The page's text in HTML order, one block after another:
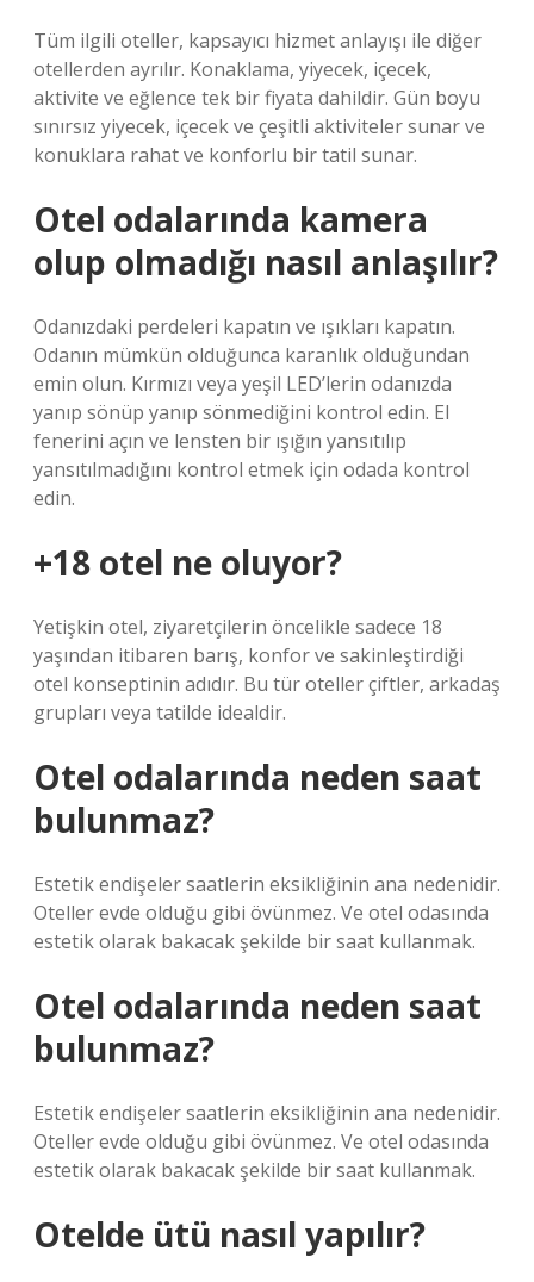
Tüm ilgili oteller, kapsayıcı hizmet anlayışı ile diğer
otellerden ayrılır. Konaklama, yiyecek, içecek,
aktivite ve eğlence tek bir fiyata dahildir. Gün boyu
sınırsız yiyecek, içecek ve çeşitli aktiviteler sunar ve
konuklara rahat ve konforlu bir tatil sunar.
Otel odalarında kamera
olup olmadığı nasıl anlaşılır?
Odanızdaki perdeleri kapatın ve ışıkları kapatın.
Odanın mümkün olduğunca karanlık olduğundan
emin olun. Kırmızı veya yeşil LED’lerin odanızda
yanıp sönüp yanıp sönmediğini kontrol edin. El
fenerini açın ve lensten bir ışığın yansıtılıp
yansıtılmadığını kontrol etmek için odada kontrol
edin.
+18 otel ne oluyor?
Yetişkin otel, ziyaretçilerin öncelikle sadece 18
yaşından itibaren barış, konfor ve sakinleştirdiği
otel konseptinin adıdır. Bu tür oteller çiftler, arkadaş
grupları veya tatilde idealdir.
Otel odalarında neden saat
bulunmaz?
Estetik endişeler saatlerin eksikliğinin ana nedenidir.
Oteller evde olduğu gibi övünmez. Ve otel odasında
estetik olarak bakacak şekilde bir saat kullanmak.
Otel odalarında neden saat
bulunmaz?
Estetik endişeler saatlerin eksikliğinin ana nedenidir.
Oteller evde olduğu gibi övünmez. Ve otel odasında
estetik olarak bakacak şekilde bir saat kullanmak.
Otelde ütü nasıl yapılır?